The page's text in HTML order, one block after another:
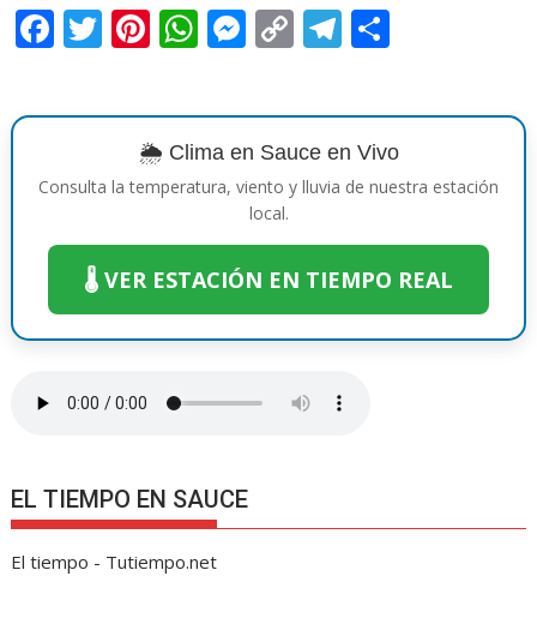
F
ac
e
o
k
T
w
itt
Pi
nt
er
e
st
W
h
at
s
A
p
M
e
ss
e
n
g
er
C
o
p
y
Li
k
T
el
e
gr
a
m
p
ar
r
🌦️ Clima en Sauce en Vivo
Consulta la temperatura, viento y lluvia de nuestra estación
local.
🌡️ VER ESTACIÓN EN TIEMPO REAL
EL TIEMPO EN SAUCE
El tiempo - Tutiempo.net